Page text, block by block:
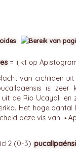
= lijkt op
van cichliden
is zeer
de Rio Ucayali en
Het hoge aantal
deze vis van ➛